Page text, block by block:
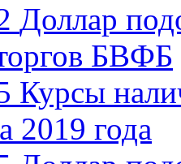
Доллар
БВФБ
Курсы
2019 года